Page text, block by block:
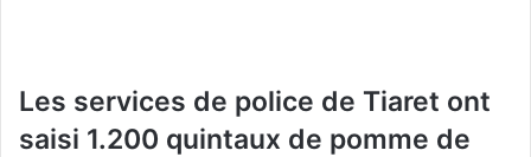
Les services de police de Tiaret ont
saisi 1.200 quintaux de pomme de